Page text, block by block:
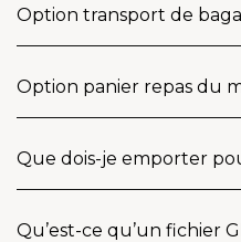
Option transport de
Option panier repas du
Que dois-je emporter
Qu’est-ce qu’un fichier